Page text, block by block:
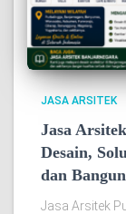
JASA ARSITEK
Jasa
Desain,
dan
Jasa Arsitek